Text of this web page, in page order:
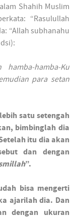
Shahih Muslim
“Rasulullah
“Allah subhanahu
hamba-hamba-Ku
para setan
satu setengah
bimbinglah dia
itu dia akan
dan dengan
”.
bisa mengerti
ajarilah dia. Dan
dengan ukuran